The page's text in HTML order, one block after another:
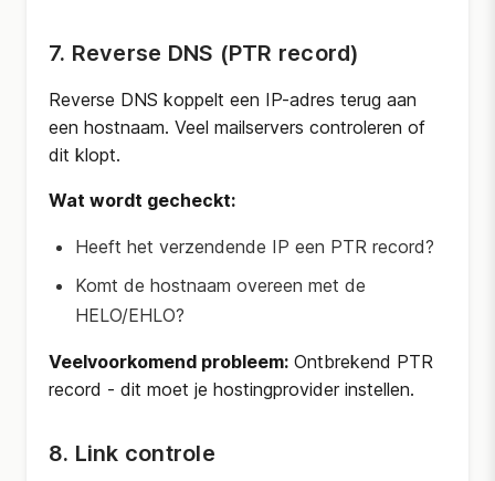
7. Reverse DNS (PTR record)
Reverse DNS koppelt een IP-adres terug aan
een hostnaam. Veel mailservers controleren of
dit klopt.
Wat wordt gecheckt:
Heeft het verzendende IP een PTR record?
Komt de hostnaam overeen met de
HELO/EHLO?
Veelvoorkomend probleem: Ontbrekend PTR
record - dit moet je hostingprovider instellen.
8. Link controle